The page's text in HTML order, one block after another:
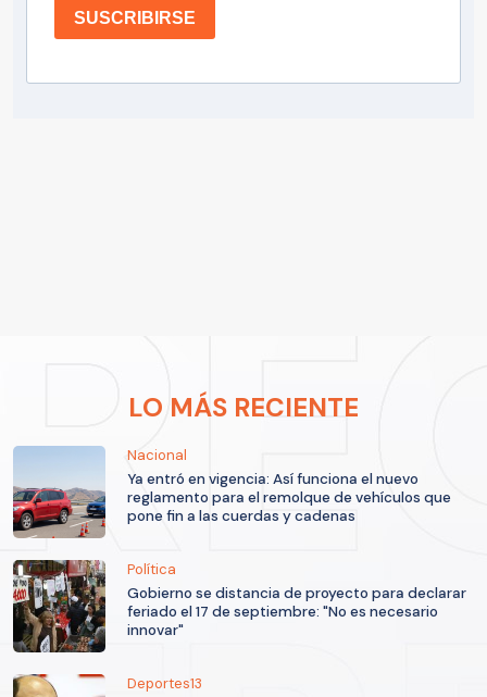
SUSCRIBIRSE
LO MÁS RECIENTE
Nacional
Ya entró en vigencia: Así funciona el nuevo
reglamento para el remolque de vehículos que
pone fin a las cuerdas y cadenas
Política
Gobierno se distancia de proyecto para declarar
feriado el 17 de septiembre: "No es necesario
innovar"
Deportes13